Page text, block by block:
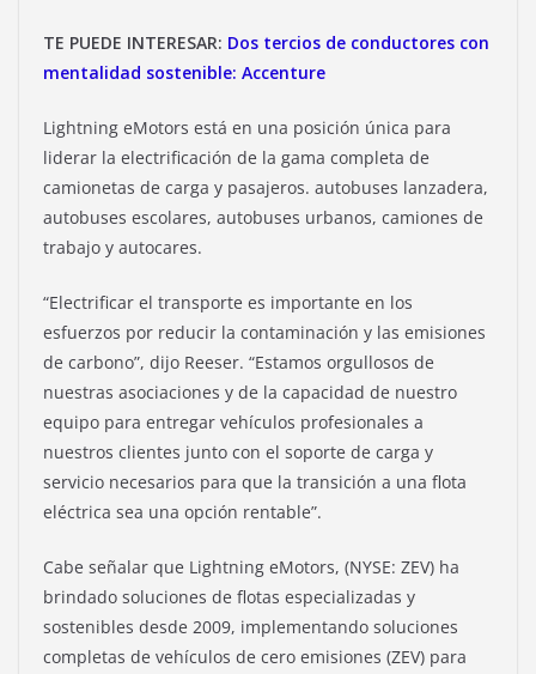
TE PUEDE INTERESAR: Dos tercios de conductores con
mentalidad sostenible: Accenture
Lightning eMotors está en una posición única para
liderar la electrificación de la gama completa de
camionetas de carga y pasajeros. autobuses lanzadera,
autobuses escolares, autobuses urbanos, camiones de
trabajo y autocares.
“Electrificar el transporte es importante en los
esfuerzos por reducir la contaminación y las emisiones
de carbono”, dijo Reeser. “Estamos orgullosos de
nuestras asociaciones y de la capacidad de nuestro
equipo para entregar vehículos profesionales a
nuestros clientes junto con el soporte de carga y
servicio necesarios para que la transición a una flota
eléctrica sea una opción rentable”.
Cabe señalar que Lightning eMotors, (NYSE: ZEV) ha
brindado soluciones de flotas especializadas y
sostenibles desde 2009, implementando soluciones
completas de vehículos de cero emisiones (ZEV) para